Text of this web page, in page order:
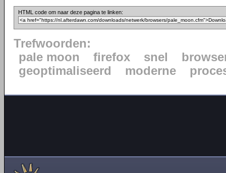
HTML code om naar deze pagina te linken:
Trefwoorden:
pale moon
firefox snel
geoptimaliseerd
moderne